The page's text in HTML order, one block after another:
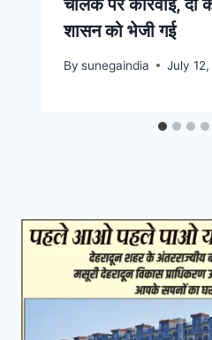
चालक पर कार्रवाई, दो
शासन को भेजी गई
By sunegaindia July